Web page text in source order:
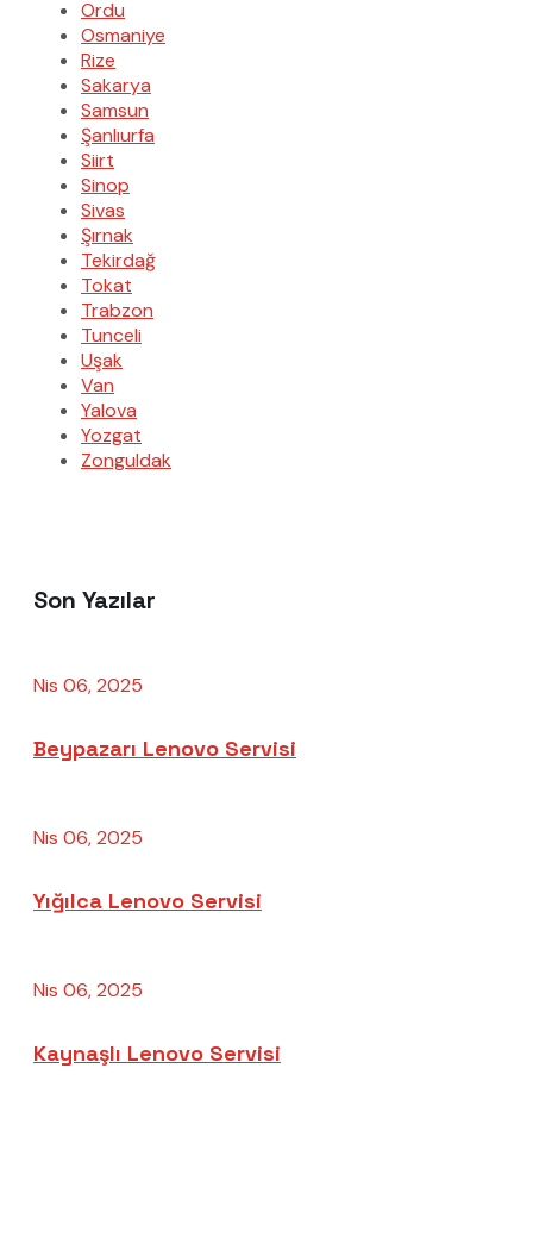
Ordu
Osmaniye
Rize
Sakarya
Samsun
Şanlıurfa
Siirt
Sinop
Sivas
Şırnak
Tekirdağ
Tokat
Trabzon
Tunceli
Uşak
Van
Yalova
Yozgat
Zonguldak
Son Yazılar
Nis 06, 2025
Beypazarı Lenovo Servisi
Nis 06, 2025
Yığılca Lenovo Servisi
Nis 06, 2025
Kaynaşlı Lenovo Servisi